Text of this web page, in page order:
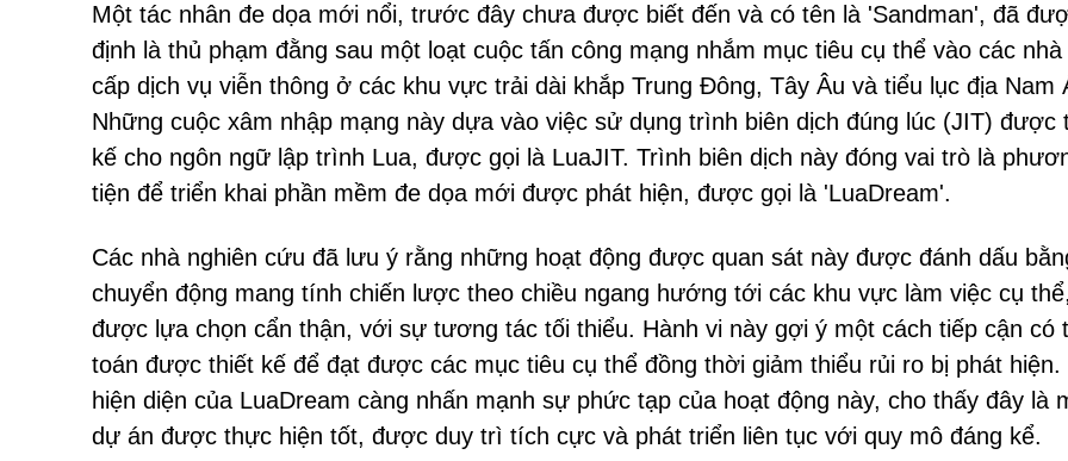
Một tác nhân đe dọa mới nổi, trước đây chưa được biết đến và có tên là 'Sandman', đã
định là thủ phạm đằng sau một loạt cuộc tấn công mạng nhắm mục tiêu cụ thể vào các nhà
cấp dịch vụ viễn thông ở các khu vực trải dài khắp Trung Đông, Tây Âu và tiểu lục địa Nam
Những cuộc xâm nhập mạng này dựa vào việc sử dụng trình biên dịch đúng lúc (JIT) được
kế cho ngôn ngữ lập trình Lua, được gọi là LuaJIT. Trình biên dịch này đóng vai trò là
tiện để triển khai phần mềm đe dọa mới được phát hiện, được gọi là 'LuaDream'.
Các nhà nghiên cứu đã lưu ý rằng những hoạt động được quan sát này được đánh dấu
chuyển động mang tính chiến lược theo chiều ngang hướng tới các khu vực làm việc cụ thể,
được lựa chọn cẩn thận, với sự tương tác tối thiểu. Hành vi này gợi ý một cách tiếp cận có
toán được thiết kế để đạt được các mục tiêu cụ thể đồng thời giảm thiểu rủi ro bị phát hiện.
hiện diện của LuaDream càng nhấn mạnh sự phức tạp của hoạt động này, cho thấy đây là
dự án được thực hiện tốt, được duy trì tích cực và phát triển liên tục với quy mô đáng kể.